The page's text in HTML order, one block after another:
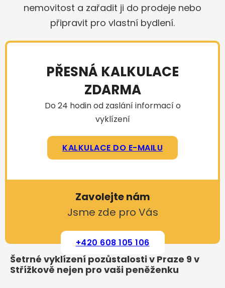
nemovitost a zařadit ji do prodeje nebo
připravit pro vlastní bydlení.
PŘESNÁ KALKULACE
ZDARMA
Do 24 hodin od zaslání informací o
vyklízení
KALKULACE DO E-MAILU
Zavolejte nám
Jsme zde pro Vás
+420 608 105 106
Šetrné vyklízení pozůstalosti v Praze 9 v
Střížkově nejen pro vaši peněženku